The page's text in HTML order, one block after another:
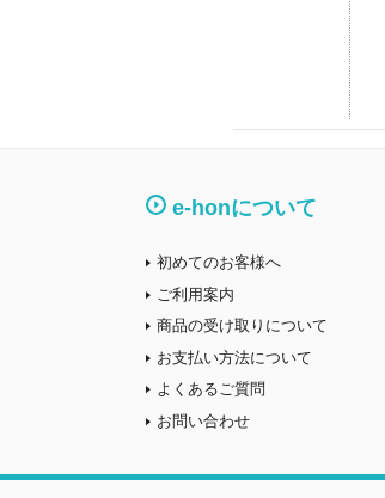
e-honについて
初めてのお客様へ
ご利用案内
商品の受け取りについて
お支払い方法について
よくあるご質問
お問い合わせ